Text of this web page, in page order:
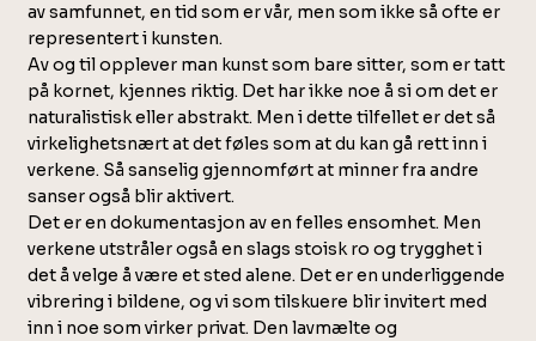
av samfunnet, en tid som er vår, men som ikke så ofte er
representert i kunsten.
Av og til opplever man kunst som bare sitter, som er tatt
på kornet, kjennes riktig. Det har ikke noe å si om det er
naturalistisk eller abstrakt. Men i dette tilfellet er det så
virkelighetsnært at det føles som at du kan gå rett inn i
verkene. Så sanselig gjennomført at minner fra andre
sanser også blir aktivert.
Det er en dokumentasjon av en felles ensomhet. Men
verkene utstråler også en slags stoisk ro og trygghet i
det å velge å være et sted alene. Det er en underliggende
vibrering i bildene, og vi som tilskuere blir invitert med
inn i noe som virker privat. Den lavmælte og